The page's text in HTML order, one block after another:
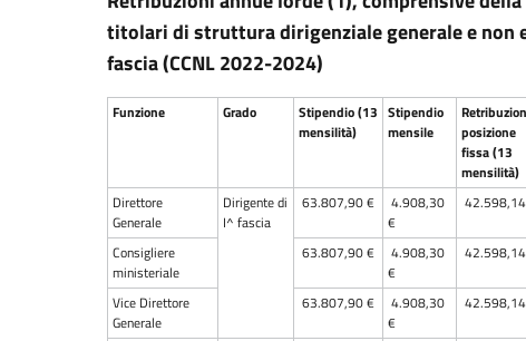
titolari di struttura dirigenziale generale e non
fascia (CCNL 2022-2024)
Funzione Grado
Stipendio (13
mensilità)
Stipendio
mensile
posizione
fissa (13
mensilità)
Direttore
Generale
Dirigente di
I^ fascia
63.807,90 €
4.908,30
€
Consigliere
ministeriale
63.807,90 €
4.908,30
€
Vice Direttore
Generale
63.807,90 €
4.908,30
€